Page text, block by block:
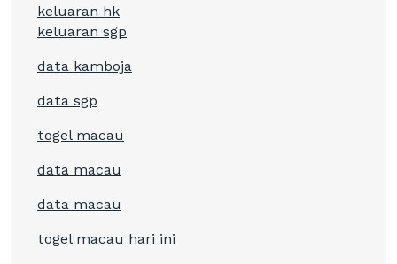
keluaran hk
keluaran sgp
data kamboja
data sgp
togel macau
data macau
data macau
togel macau hari ini